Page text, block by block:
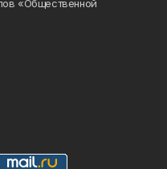
«Общественной